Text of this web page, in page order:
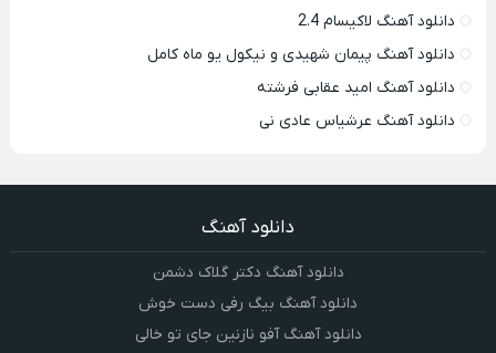
دانلود آهنگ لاکیسام 2.4
دانلود آهنگ پیمان شهیدی و نیکول یو ماه کامل
دانلود آهنگ امید عقابی فرشته
دانلود آهنگ عرشیاس عادی نی
دانلود آهنگ
دانلود آهنگ دکتر گلاک دشمن
دانلود آهنگ بیگ رفی دست خوش
دانلود آهنگ آفو نازنین جای تو خالی